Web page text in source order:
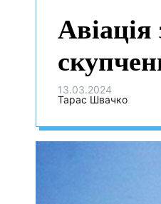
Авіація
13.03.2024
Тарас Швачко